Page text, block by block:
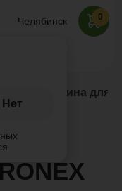
Челябинск
Нет
звонок
0
Вершина для